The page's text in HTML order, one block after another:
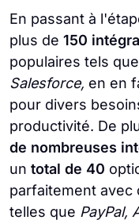
En passant à
plus de 150
populaires tels que
Salesforce, en en
pour divers
productivité. De
de nombreuses
un total de 40
parfaitement avec
telles que PayPal,